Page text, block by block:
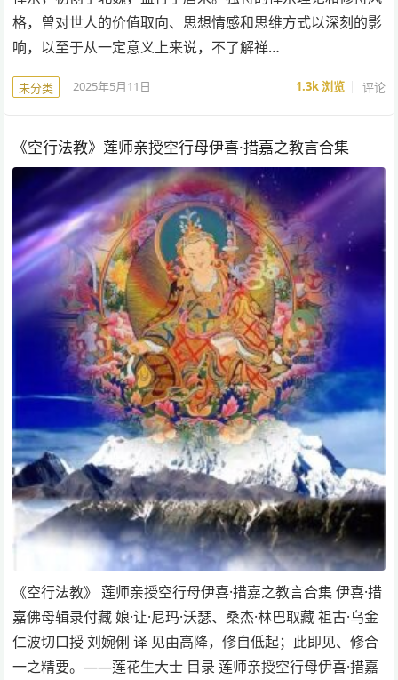
格，曾对世人的价值取向、思想情感和思维方式以深刻的影
响，以至于从一定意义上来说，不了解禅…
未分类 2025年5月11日 1.3k浏览 评论
《空行法教》莲师亲授空行母伊喜·措嘉之教言合集
《空行法教》 莲师亲授空行母伊喜·措嘉之教言合集 伊喜·措
嘉佛母辑录付藏 娘·让·尼玛·沃瑟、桑杰·林巴取藏 祖古·乌金
仁波切口授 刘婉俐 译 见由高降，修自低起；此即见、修合
一之精要。——莲花生大士 目录 莲师亲授空行母伊喜·措嘉